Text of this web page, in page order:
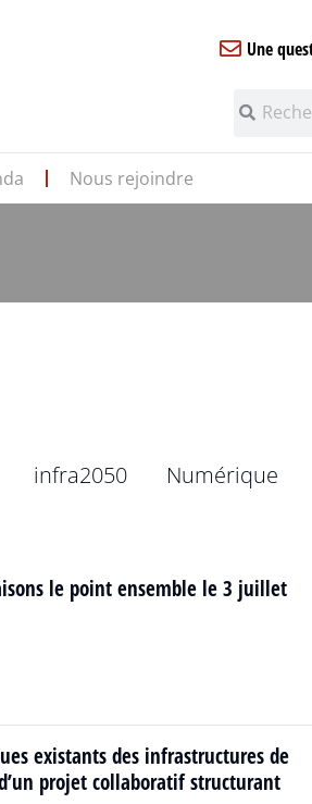
Une
Nous rejoindre
infra2050
Numérique
le point ensemble le 3 juillet
existants des infrastructures de
projet collaboratif structurant